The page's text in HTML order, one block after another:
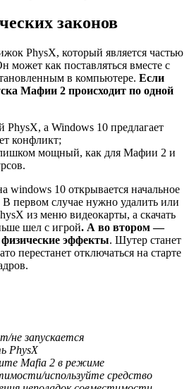
законов
PhysX, который является частью
как поставляться вместе с
в компьютере. Если
Мафии 2 происходит по одной
PhysX, а Windows 10 предлагает
конфликт;
мощный, как для Мафии 2 и
windows 10 открывается начальное
первом случае нужно удалить или
из меню видеокарты, а скачать
шел с игрой. А во втором —
эффекты. Шутер станет
перестанет отключаться на старте
не запускается
PhysX
Mafia 2 в режиме
используйте средство